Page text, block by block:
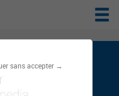
sans accepter →
weka.jobs, le
public